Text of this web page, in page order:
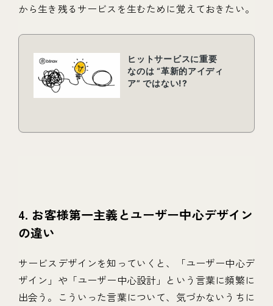
から生き残るサービスを生むために覚えておきたい。
4. お客様第一主義とユーザー中心デザイン
の違い
サービスデザインを知っていくと、「ユーザー中心デ
ザイン」や「ユーザー中心設計」という言葉に頻繁に
出会う。こういった言葉について、気づかないうちに